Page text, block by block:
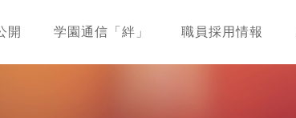
開 学園通信「絆」 職員採用情報